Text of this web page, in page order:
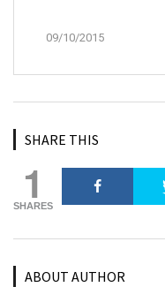
09/10/2015
SHARE THIS
1
SHARES
ABOUT AUTHOR